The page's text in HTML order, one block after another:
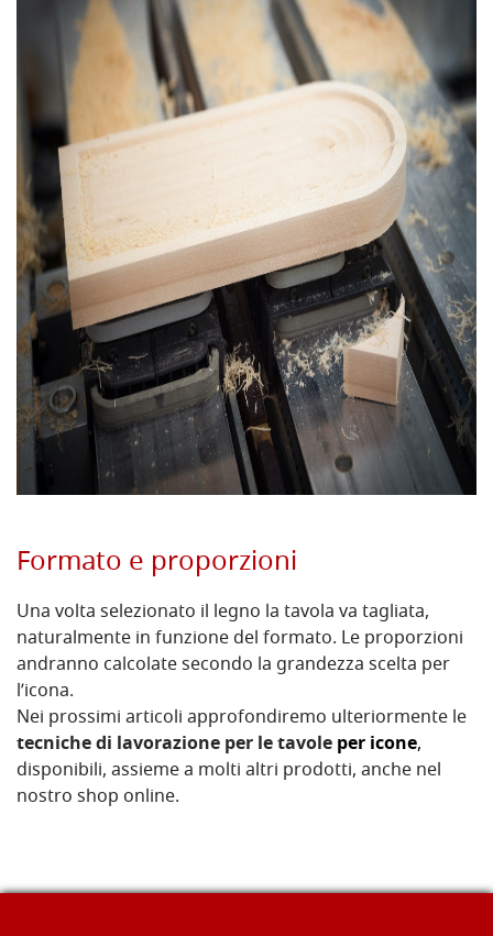
Formato e proporzioni
Una volta selezionato il legno la tavola va tagliata,
naturalmente in funzione del formato. Le proporzioni
andranno calcolate secondo la grandezza scelta per
l’icona.
Nei prossimi articoli approfondiremo ulteriormente le
tecniche di lavorazione per le tavoleper icone,
disponibili, assieme a molti altri prodotti, anche nel
nostro shop online.